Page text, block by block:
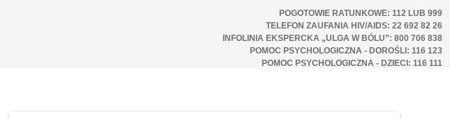
POGOTOWIE RATUNKOWE: 112 LUB 999
TELEFON ZAUFANIA HIV/AIDS: 22 692 82 26
INFOLINIA EKSPERCKA „ULGA W BÓLU”: 800 706 838
POMOC PSYCHOLOGICZNA - DOROŚLI: 116 123
POMOC PSYCHOLOGICZNA - DZIECI: 116 111